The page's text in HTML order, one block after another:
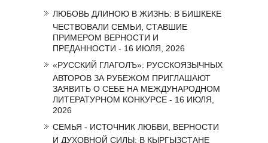
ЛЮБОВЬ ДЛИНОЮ В ЖИЗНЬ: В БИШКЕКЕ
ЧЕСТВОВАЛИ СЕМЬИ, СТАВШИЕ
ПРИМЕРОМ ВЕРНОСТИ И
ПРЕДАННОСТИ - 16 ИЮЛЯ, 2026
«РУССКИЙ ГЛАГОЛЪ»: РУССКОЯЗЫЧНЫХ
АВТОРОВ ЗА РУБЕЖОМ ПРИГЛАШАЮТ
ЗАЯВИТЬ О СЕБЕ НА МЕЖДУНАРОДНОМ
ЛИТЕРАТУРНОМ КОНКУРСЕ - 16 ИЮЛЯ,
2026
СЕМЬЯ - ИСТОЧНИК ЛЮБВИ, ВЕРНОСТИ
И ДУХОВНОЙ СИЛЫ: В КЫРГЫЗСТАНЕ